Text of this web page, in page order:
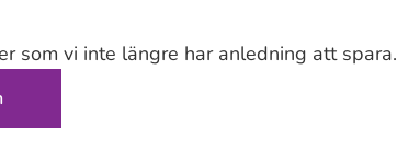
som vi inte längre har anledning att spara.